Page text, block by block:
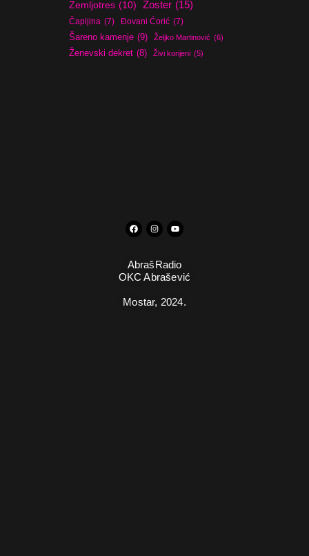
Zemljotres (10) Zoster (15)
Čapljina (7) Đovani Ćorić (7)
Šareno kamenje (9) Željko Martinović (6)
Ženevski dekret (8) Živi korijeni (5)
AbrašRadio
OKC Abrašević
Mostar, 2024.